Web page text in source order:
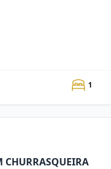
1
CHURRASQUEIRA